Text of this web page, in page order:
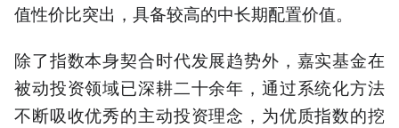
值性价比突出，具备较高的中长期配置价值。
除了指数本身契合时代发展趋势外，嘉实基金在
被动投资领域已深耕二十余年，通过系统化方法
不断吸收优秀的主动投资理念，为优质指数的挖